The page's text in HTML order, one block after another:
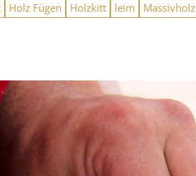
Holz Fügen Holzkitt leim Massivholz